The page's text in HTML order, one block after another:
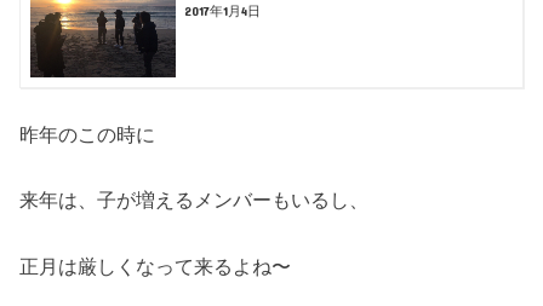
2017年1月4日
昨年のこの時に
来年は、子が増えるメンバーもいるし、
正月は厳しくなって来るよね〜